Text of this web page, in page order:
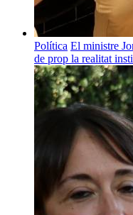
Política El ministre
de prop la realitat